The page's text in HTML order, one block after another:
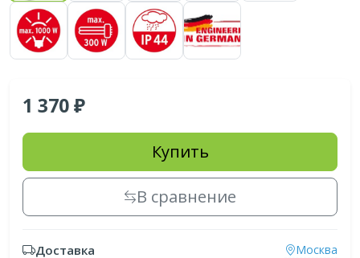
1 370
Купить
В сравнение
Доставка Москва